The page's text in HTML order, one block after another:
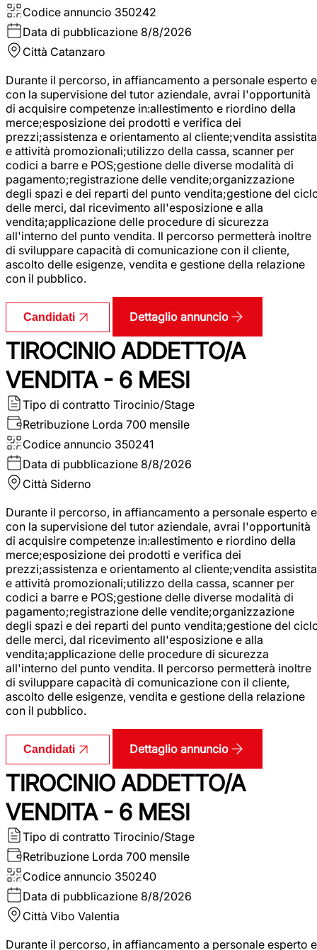
Codice annuncio 350242
Data di pubblicazione 8/8/2026
Città Catanzaro
Durante il percorso, in affiancamento a personale esperto e
con la supervisione del tutor aziendale, avrai l'opportunità
di acquisire competenze in:allestimento e riordino della
merce;esposizione dei prodotti e verifica dei
prezzi;assistenza e orientamento al cliente;vendita assistita
e attività promozionali;utilizzo della cassa, scanner per
codici a barre e POS;gestione delle diverse modalità di
pagamento;registrazione delle vendite;organizzazione
degli spazi e dei reparti del punto vendita;gestione del
delle merci, dal ricevimento all'esposizione e alla
vendita;applicazione delle procedure di sicurezza
all'interno del punto vendita. Il percorso permetterà inoltre
di sviluppare capacità di comunicazione con il cliente,
ascolto delle esigenze, vendita e gestione della relazione
con il pubblico.
Candidati Dettaglio annuncio
TIROCINIO ADDETTO/A
VENDITA - 6 MESI
Tipo di contratto Tirocinio/Stage
Retribuzione Lorda 700 mensile
Codice annuncio 350241
Data di pubblicazione 8/8/2026
Città Siderno
Durante il percorso, in affiancamento a personale esperto e
con la supervisione del tutor aziendale, avrai l'opportunità
di acquisire competenze in:allestimento e riordino della
merce;esposizione dei prodotti e verifica dei
prezzi;assistenza e orientamento al cliente;vendita assistita
e attività promozionali;utilizzo della cassa, scanner per
codici a barre e POS;gestione delle diverse modalità di
pagamento;registrazione delle vendite;organizzazione
degli spazi e dei reparti del punto vendita;gestione del
delle merci, dal ricevimento all'esposizione e alla
vendita;applicazione delle procedure di sicurezza
all'interno del punto vendita. Il percorso permetterà inoltre
di sviluppare capacità di comunicazione con il cliente,
ascolto delle esigenze, vendita e gestione della relazione
con il pubblico.
Candidati Dettaglio annuncio
TIROCINIO ADDETTO/A
VENDITA - 6 MESI
Tipo di contratto Tirocinio/Stage
Retribuzione Lorda 700 mensile
Codice annuncio 350240
Data di pubblicazione 8/8/2026
Città Vibo Valentia
Durante il percorso, in affiancamento a personale esperto e